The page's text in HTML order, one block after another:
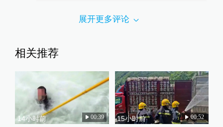
展开更多评论
相关推荐
14小时前 00:39 15小时前 00:52